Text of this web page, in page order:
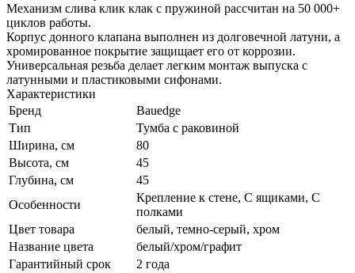
Механизм слива клик клак с пружиной рассчитан на 50 000+
циклов работы.
Корпус донного клапана выполнен из долговечной латуни, а
хромированное покрытие защищает его от коррозии.
Универсальная резьба делает легким монтаж выпуска с
латунными и пластиковыми сифонами.
Характеристики
Бренд
Bauedge
Тип
Тумба с раковиной
Ширина, см
80
Высота, см
45
Глубина, см
45
Особенности
Крепление к стене, С ящиками, С
полками
Цвет товара
белый, темно-серый, хром
Название цвета
белый/хром/графит
Гарантийный срок
2 года